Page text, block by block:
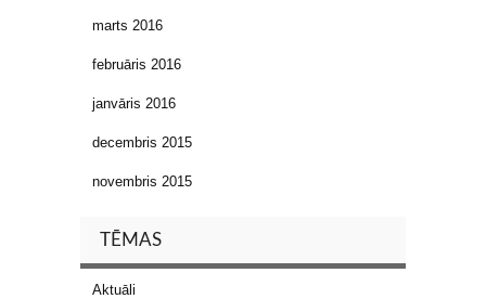
marts 2016
februāris 2016
janvāris 2016
decembris 2015
novembris 2015
TĒMAS
Aktuāli